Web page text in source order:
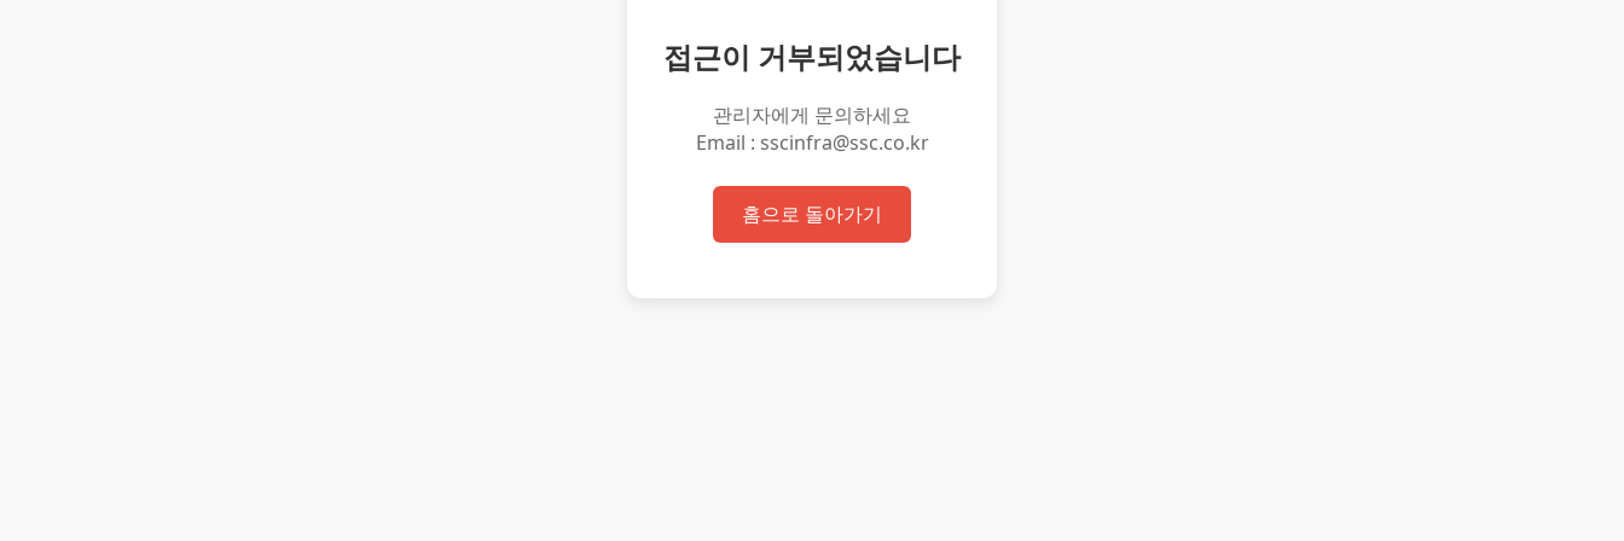
접근이 거부되었습니다
관리자에게 문의하세요
Email : sscinfra@ssc.co.kr
홈으로 돌아가기